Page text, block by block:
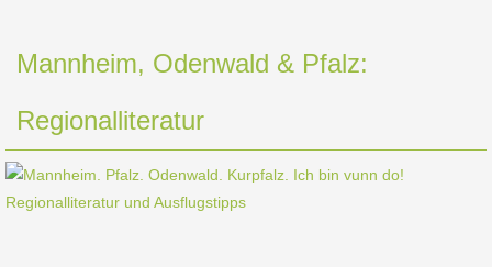
Mannheim, Odenwald & Pfalz:
Regionalliteratur